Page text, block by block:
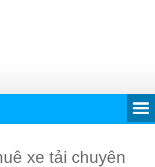
xe tải chuyên